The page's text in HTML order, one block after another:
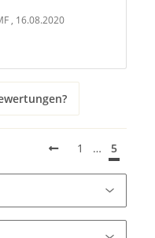
, 16.08.2020
1 … 5